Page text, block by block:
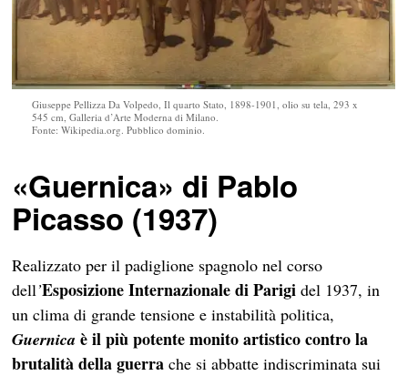
Giuseppe Pellizza Da Volpedo, Il quarto Stato, 1898-1901, olio su tela, 293 x
545 cm, Galleria d’Arte Moderna di Milano.
Fonte: Wikipedia.org. Pubblico dominio.
«Guernica» di Pablo
Picasso (1937)
Realizzato per il padiglione spagnolo nel corso
dell’Esposizione Internazionale di Parigi del 1937, in
un clima di grande tensione e instabilità politica,
Guernica è il più potente monito artistico contro la
brutalità della guerrache si abbatte indiscriminata sui